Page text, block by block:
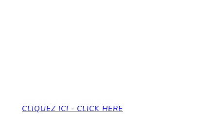
CLIQUEZ ICI - CLICK HERE